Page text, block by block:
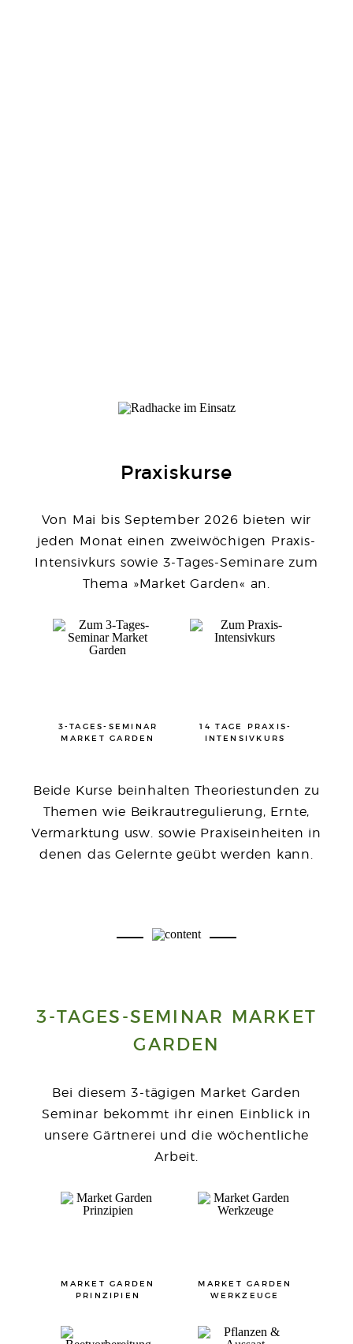
Praxiskurse
Von Mai bis September 2026 bieten wir
jeden Monat einen zweiwöchigen Praxis-
Intensivkurs sowie 3-Tages-Seminare zum
Thema »Market Garden« an.
3-TAGES-SEMINAR
MARKET GARDEN
14 TAGE PRAXIS-
INTENSIVKURS
Beide Kurse beinhalten Theoriestunden zu
Themen wie Beikrautregulierung, Ernte,
Vermarktung usw. sowie Praxiseinheiten in
denen das Gelernte geübt werden kann.
3-TAGES-SEMINAR MARKET
GARDEN
Bei diesem 3-tägigen Market Garden
Seminar bekommt ihr einen Einblick in
unsere Gärtnerei und die wöchentliche
Arbeit.
MARKET GARDEN
PRINZIPIEN
MARKET GARDEN
WERKZEUGE